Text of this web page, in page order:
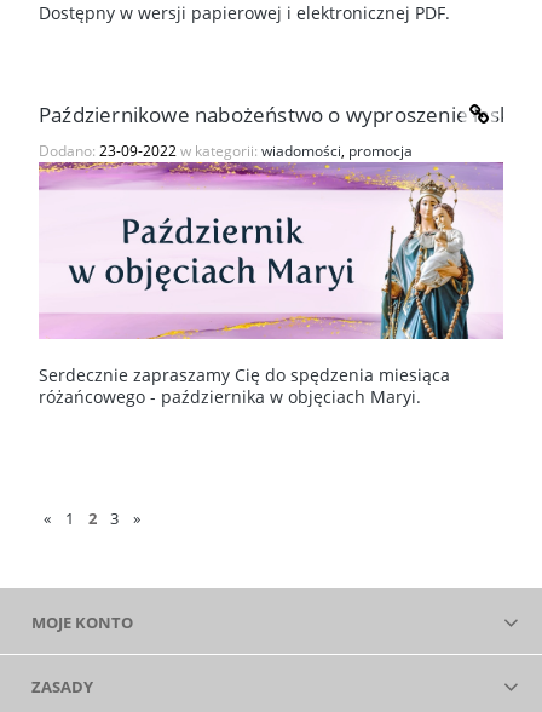
Dostępny w wersji papierowej i elektronicznej PDF.
Październikowe nabożeństwo o wyproszenie łask
Dodano: 23-09-2022w kategorii: wiadomości, promocja
Serdecznie zapraszamy Cię do spędzenia miesiąca
różańcowego - października w objęciach Maryi.
« 1 2 3 »
MOJE KONTO
ZASADY